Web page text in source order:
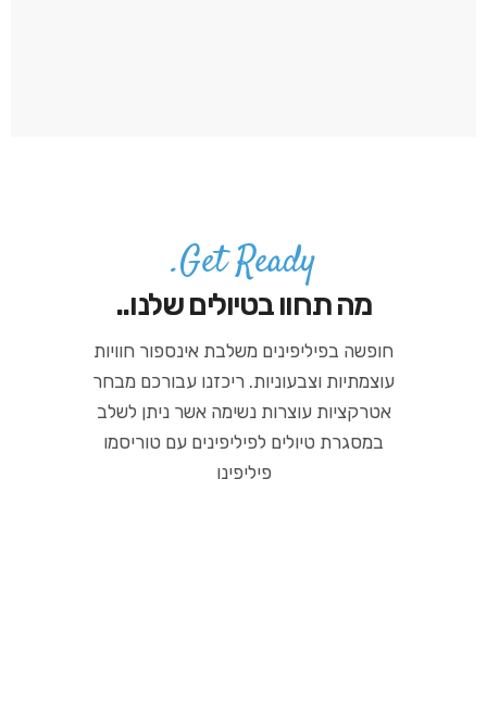
Get Ready.
מה תחוו בטיולים שלנו..
חופשה בפיליפינים משלבת אינספור חוויות
עוצמתיות וצבעוניות. ריכזנו עבורכם מבחר
אטרקציות עוצרות נשימה אשר ניתן לשלב
במסגרת טיולים לפיליפינים עם טוריסמו
פיליפינו